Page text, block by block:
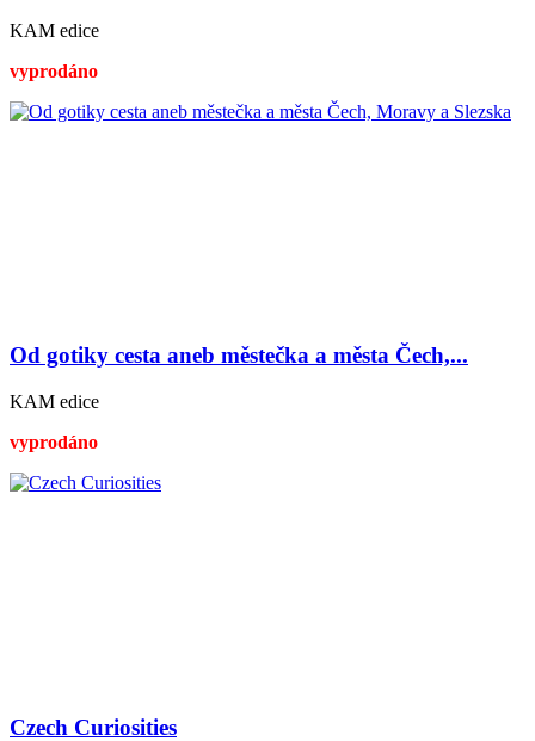
KAM edice
vyprodáno
Od gotiky cesta aneb městečka a města Čech,...
KAM edice
vyprodáno
Czech Curiosities